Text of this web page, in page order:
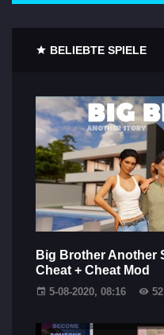
BELIEBTE SPIELE
Big Brother Another
Cheat + Cheat Mod
5-08-2020, 08:16